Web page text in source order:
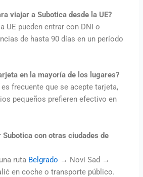
viajar a Subotica desde la UE?
UE pueden entrar con DNI o
de hasta 90 días en un período
en la mayoría de los lugares?
frecuente que se acepte tarjeta,
pequeños prefieren efectivo en
Subotica con otras ciudades de
ruta Belgrado → Novi Sad →
en coche o transporte público.